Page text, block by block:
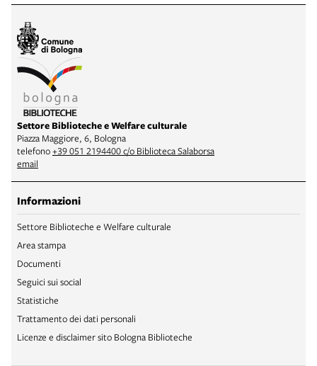
Settore Biblioteche e Welfare culturale
Piazza Maggiore, 6, Bologna
telefono+39 051 2194400 c/o Biblioteca Salaborsa
email
Informazioni
Settore Biblioteche e Welfare culturale
Area stampa
Documenti
Seguici sui social
Statistiche
Trattamento dei dati personali
Licenze e disclaimer sito Bologna Biblioteche